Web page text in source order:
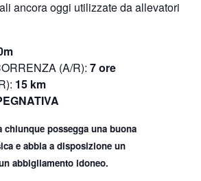
ancora oggi utilizzate da allevatori
(A/R): 7 ore
15 km
chiunque possegga una buona
e abbia a disposizione un
abbigliamento idoneo.